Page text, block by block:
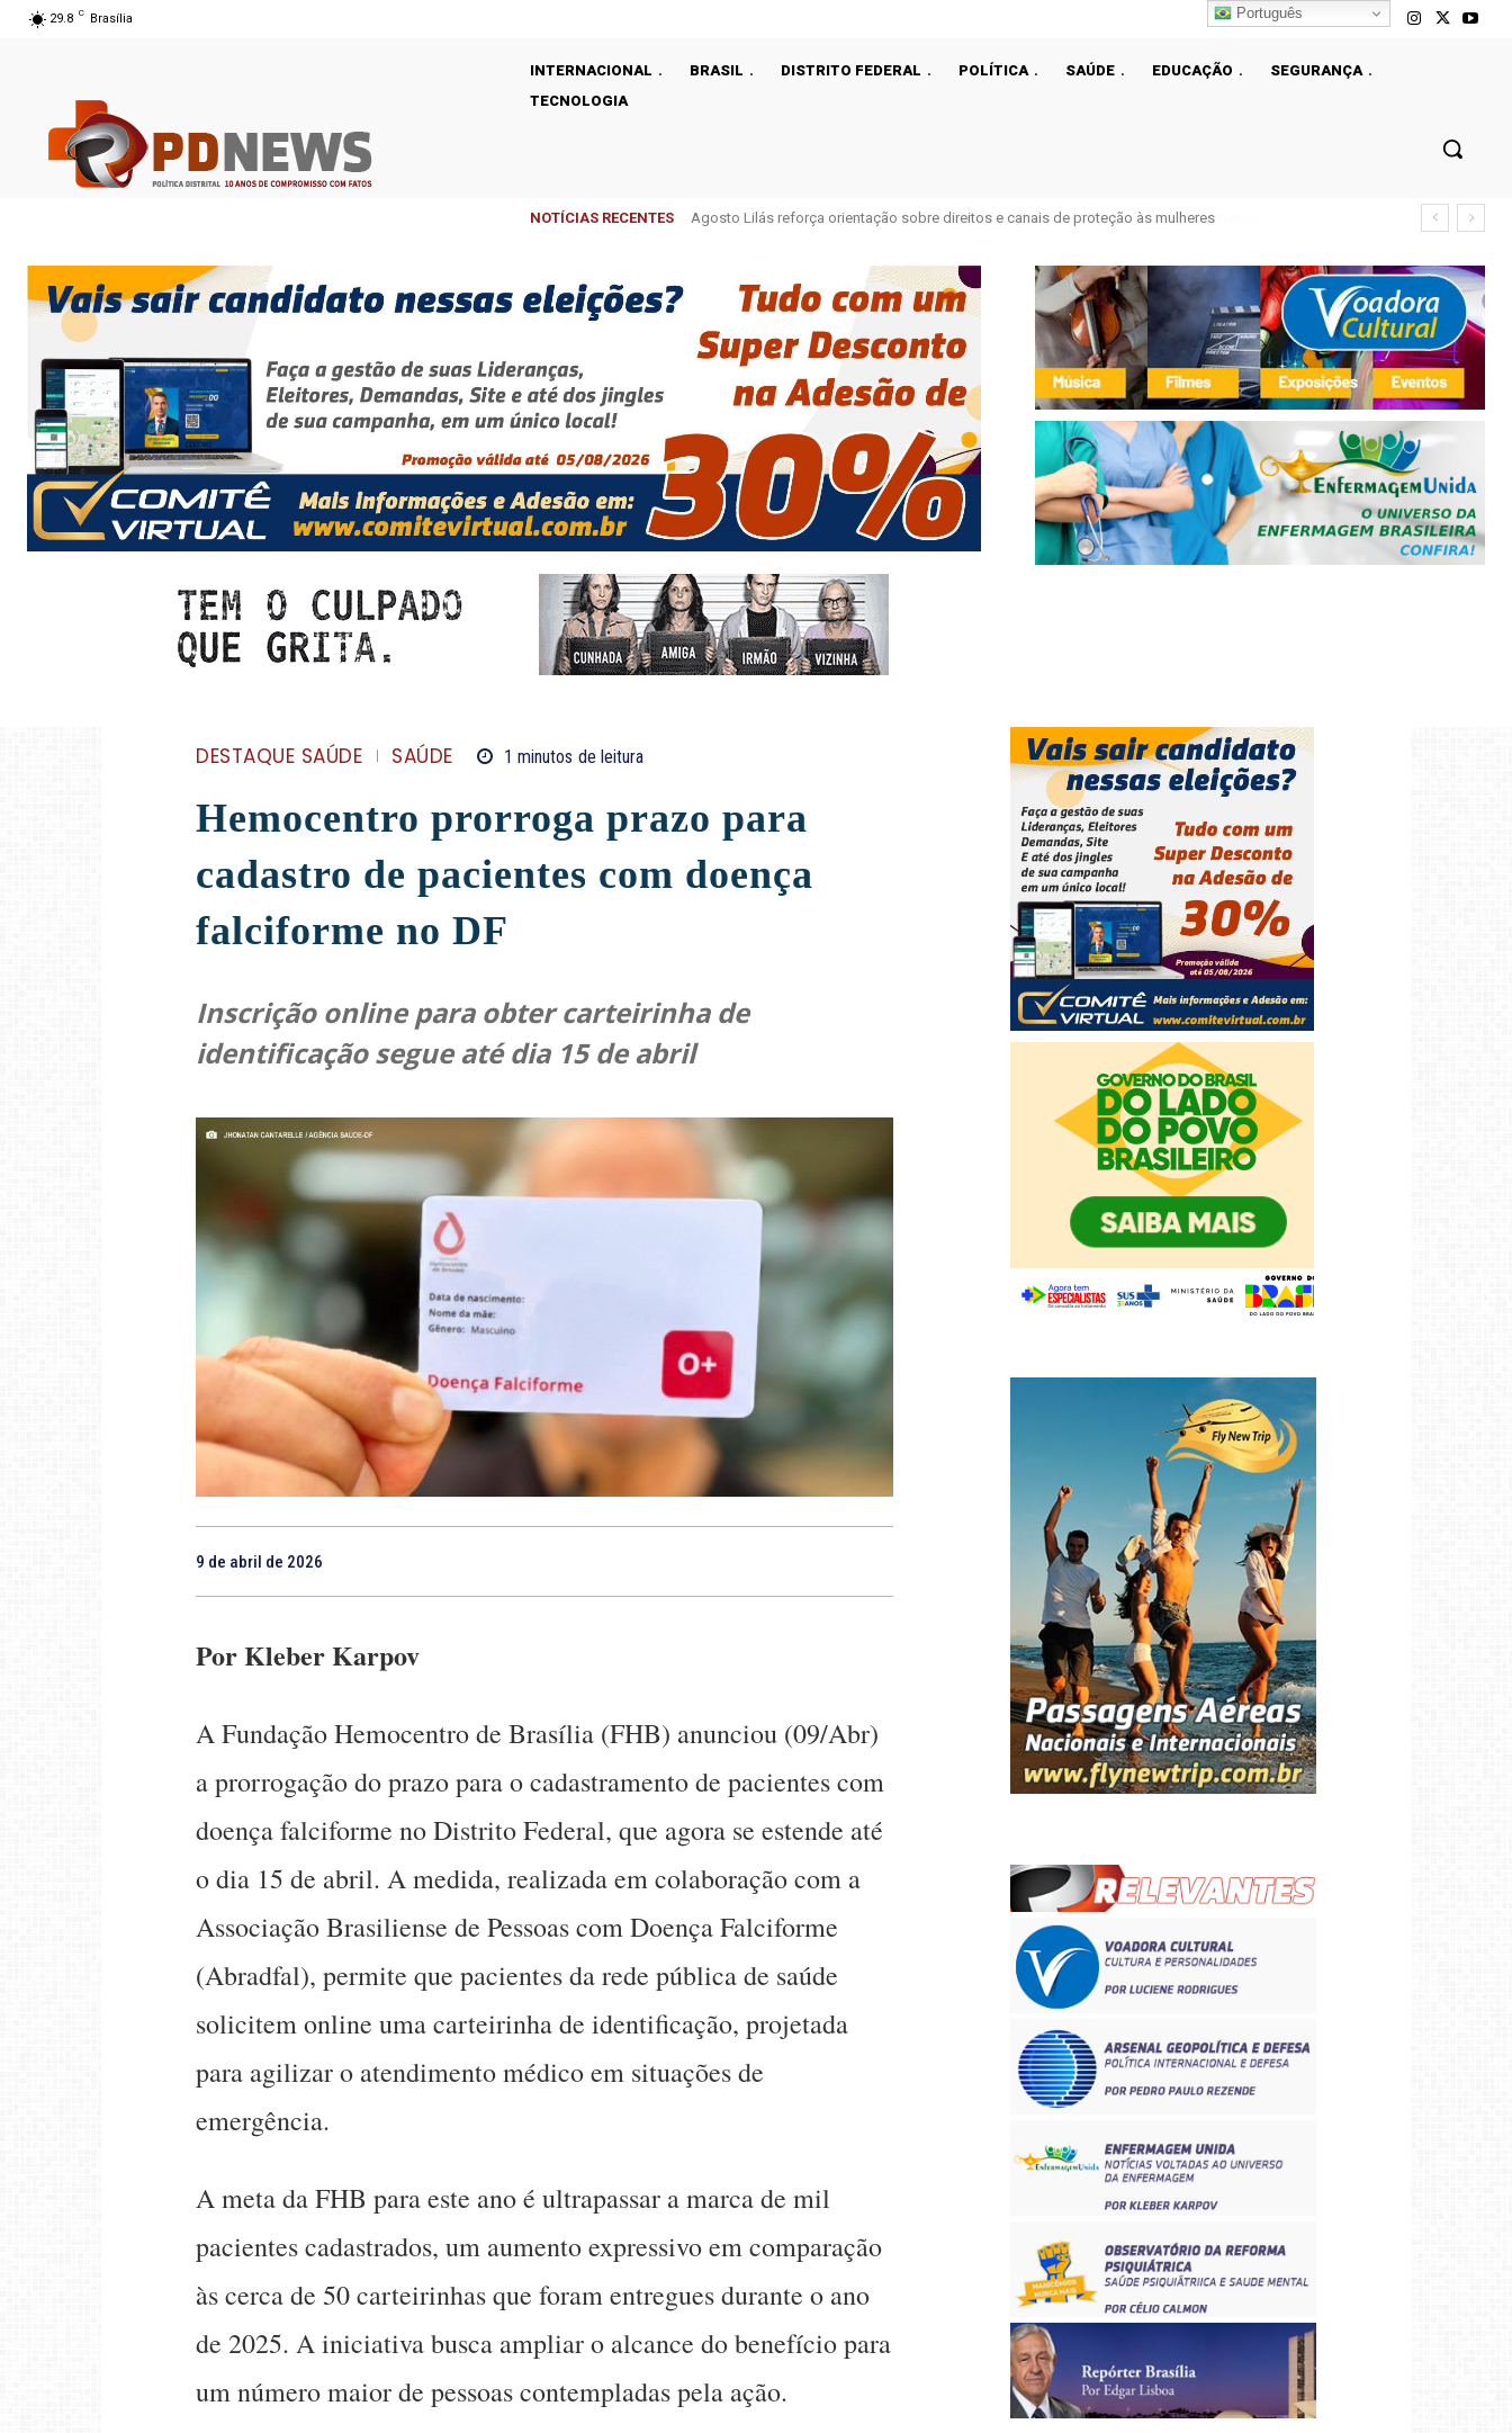
29.8 C Brasília
INTERNACIONAL BRASIL DISTRITO FEDERAL POLÍTICA SAÚDE EDUCAÇÃO
SEGURANÇA
TECNOLOGIA
NOTÍCIAS RECENTES Agosto Lilás reforça orientação sobre direitos e canais de proteção às mulheres
DESTAQUE SAÚDE SAÚDE 1 minutos de leitura
Hemocentro prorroga prazo para
cadastro de pacientes com doença
falciforme no DF
Inscrição online para obter carteirinha de
identificação segue até dia 15 de abril
9 de abril de 2026
Por Kleber Karpov
A Fundação Hemocentro de Brasília (FHB) anunciou (09/Abr)
a prorrogação do prazo para o cadastramento de pacientes com
doença falciforme no Distrito Federal, que agora se estende até
o dia 15 de abril. A medida, realizada em colaboração com a
Associação Brasiliense de Pessoas com Doença Falciforme
(Abradfal), permite que pacientes da rede pública de saúde
solicitem online uma carteirinha de identificação, projetada
para agilizar o atendimento médico em situações de
emergência.
A meta da FHB para este ano é ultrapassar a marca de mil
pacientes cadastrados, um aumento expressivo em comparação
às cerca de 50 carteirinhas que foram entregues durante o ano
de 2025. A iniciativa busca ampliar o alcance do benefício para
um número maior de pessoas contempladas pela ação.
Português